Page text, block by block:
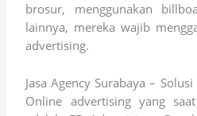
brosur, menggunakan
lainnya, mereka wajib
advertising.
Jasa Agency Surabaya –
Online advertising yang